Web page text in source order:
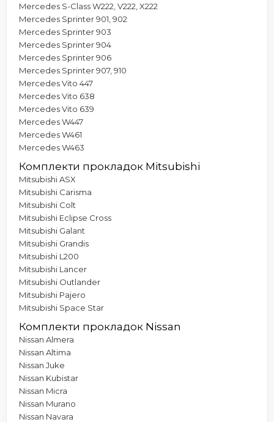
Mercedes S-Class W222, V222, X222
Mercedes Sprinter 901, 902
Mercedes Sprinter 903
Mercedes Sprinter 904
Mercedes Sprinter 906
Mercedes Sprinter 907, 910
Mercedes Vito 447
Mercedes Vito 638
Mercedes Vito 639
Mercedes W447
Mercedes W461
Mercedes W463
Комплекти прокладок Mitsubishi
Mitsubishi ASX
Mitsubishi Carisma
Mitsubishi Colt
Mitsubishi Eclipse Cross
Mitsubishi Galant
Mitsubishi Grandis
Mitsubishi L200
Mitsubishi Lancer
Mitsubishi Outlander
Mitsubishi Pajero
Mitsubishi Space Star
Комплекти прокладок Nissan
Nissan Almera
Nissan Altima
Nissan Juke
Nissan Kubistar
Nissan Micra
Nissan Murano
Nissan Navara